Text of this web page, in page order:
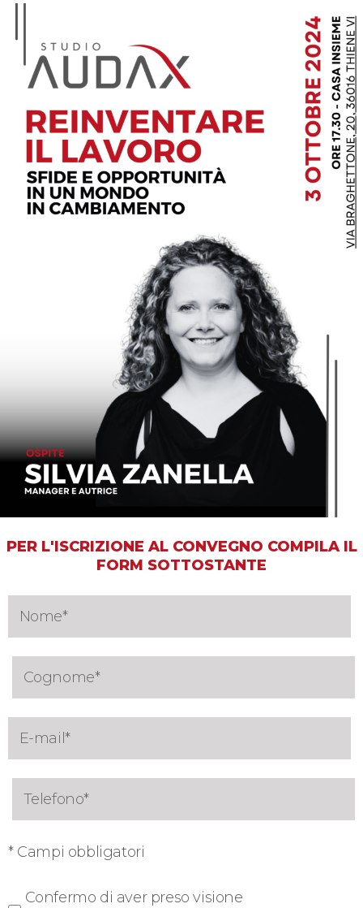
PER L'ISCRIZIONE AL CONVEGNO COMPILA IL
FORM SOTTOSTANTE
* Campi obbligatori
Confermo di aver preso visione